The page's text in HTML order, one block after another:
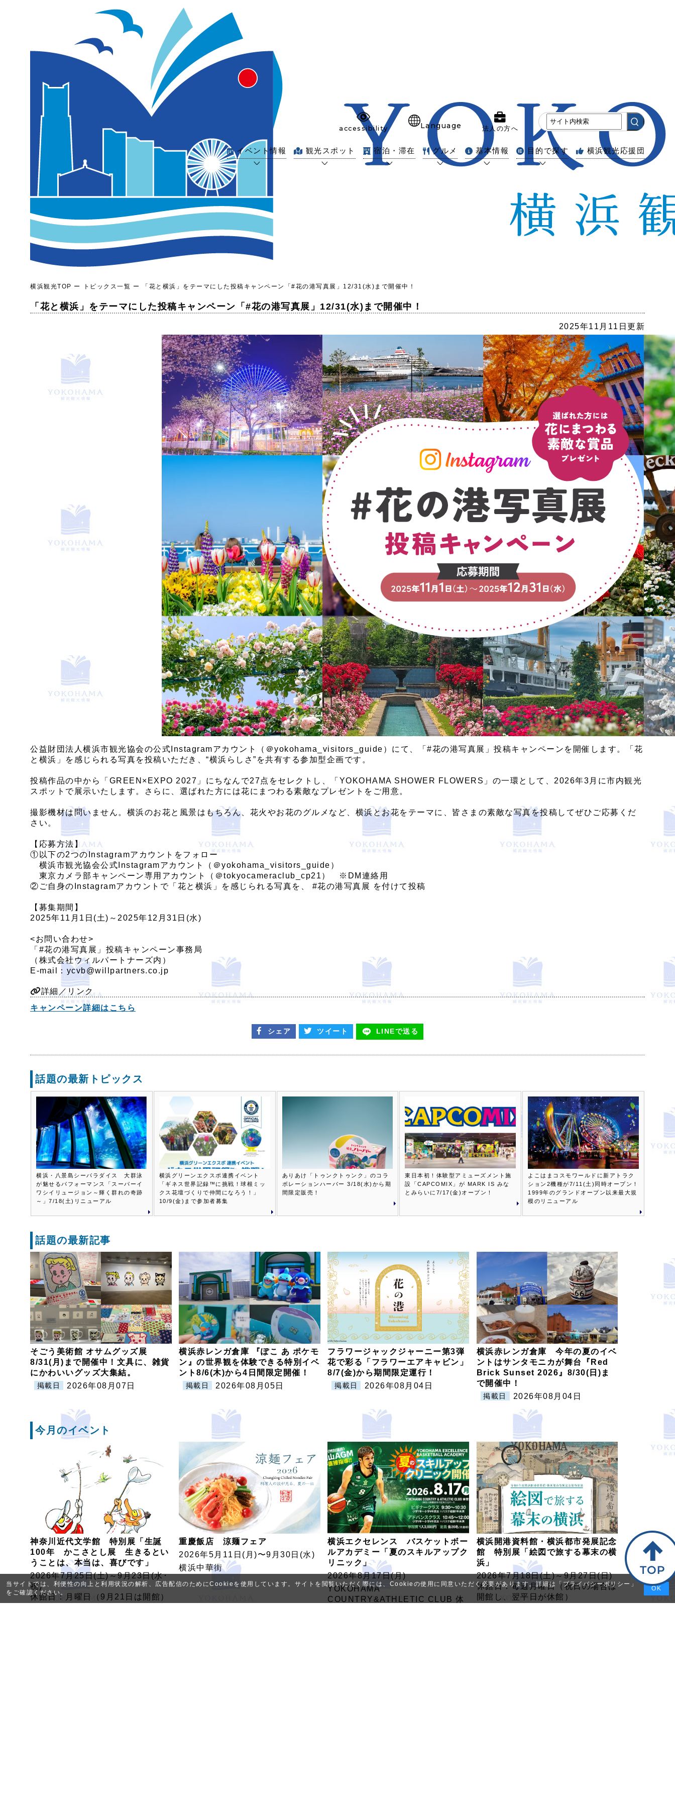
accessibility
Language
法人の方へ
イベント情報 観光スポット 宿泊・滞在 グルメ 基本情報 目的で探す 横浜観光応援団
当サイトでは、利便性の向上と利用状況の解析、広告配信のためにCookieを使用しています。サイトを閲覧いただく際には、Cookieの使用に同意いただく必要があります。詳細は「 プライバシーポリシー 」
をご確認ください。
OK
横浜観光TOP トピックス一覧 「花と横浜」をテーマにした投稿キャンペーン「#花の港写真展」12/31(水)まで開催中！
「花と横浜」をテーマにした投稿キャンペーン「#花の港写真展」12/31(水)まで開催中！
2025年11月11日更新
公益財団法人横浜市観光協会の公式Instagramアカウント（＠yokohama_visitors_guide）にて、「#花の港写真展」投稿キャンペーンを開催します。「花
と横浜」を感じられる写真を投稿いただき、“横浜らしさ”を共有する参加型企画です。
投稿作品の中から「GREEN×EXPO 2027」にちなんで27点をセレクトし、「YOKOHAMA SHOWER FLOWERS」の一環として、2026年3月に市内観光
スポットで展示いたします。さらに、選ばれた方には花にまつわる素敵なプレゼントをご用意。
撮影機材は問いません。横浜のお花と風景はもちろん、花火やお花のグルメなど、横浜とお花をテーマに、皆さまの素敵な写真を投稿してぜひご応募くだ
さい。
【応募方法】
①以下の2つのInstagramアカウントをフォロー
横浜市観光協会公式Instagramアカウント（＠yokohama_visitors_guide）
東京カメラ部キャンペーン専用アカウント（＠tokyocameraclub_cp21） ※DM連絡用
②ご自身のInstagramアカウントで「花と横浜」を感じられる写真を、 #花の港写真展 を付けて投稿
【募集期間】
2025年11月1日(土)～2025年12月31日(水)
<お問い合わせ>
「#花の港写真展」投稿キャンペーン事務局
（株式会社ウィルパートナーズ内）
E-mail：ycvb@willpartners.co.jp
詳細／リンク
キャンペーン詳細はこちら
シェア ツイート LINEで送る
話題の最新トピックス
横浜・八景島シーパラダイス 大群泳
が魅せるパフォーマンス「スーパーイ
ワシイリュージョン～輝く群れの奇跡
～」7/18(土)リニューアル
横浜グリーンエクスポ連携イベント
「ギネス世界記録™に挑戦！球根ミッ
クス花壇づくりで仲間になろう！」
10/9(金)まで参加者募集
ありあけ「トゥンクトゥンク」のコラ
ボレーションハーバー 3/18(水)から期
間限定販売！
東日本初！体験型アミューズメント施
設「CAPCOMIX」が MARK IS みな
とみらいに7/17(金)オープン！
よこはまコスモワールドに新アトラク
ション2機種が7/11(土)同時オープン！
1999年のグランドオープン以来最大規
模のリニューアル
話題の最新記事
そごう美術館 オサムグッズ展
8/31(月)まで開催中！文具に、雑貨
にかわいいグッズ大集結。
掲載日 2026年08月07日
横浜赤レンガ倉庫 『ぽこ あ ポケモ
ン』の世界観を体験できる特別イベ
ント8/6(木)から4日間限定開催！
掲載日 2026年08月05日
フラワージャックジャーニー第3弾
花で彩る「フラワーエアキャビン」
8/7(金)から期間限定運行！
掲載日 2026年08月04日
横浜赤レンガ倉庫 今年の夏のイベ
ントはサンタモニカが舞台『Red
Brick Sunset 2026』8/30(日)ま
で開催中！
掲載日 2026年08月04日
今月のイベント
神奈川近代文学館 特別展「生誕
100年 かこさとし展 生きるとい
うことは、本当は、喜びです」
2026年7月25日(土)～9月23日(水･
祝)
休館日：月曜日（9月21日は開館）
重慶飯店 涼麺フェア
2026年5⽉11⽇(月)〜9⽉30⽇(水)
横浜中華街
横浜エクセレンス バスケットボー
ルアカデミー「夏のスキルアップク
リニック」
2026年8月17日(月)
YOKOHAMA
COUNTRY&ATHLETIC CLUB 体
横浜開港資料館・横浜都市発展記念
館 特別展「絵図で旅する幕末の横
浜」
2026年7月18日(土)～9月27日(日)
休館日：毎週月曜日（祝日の場合は
開館し、翌平日が休館）